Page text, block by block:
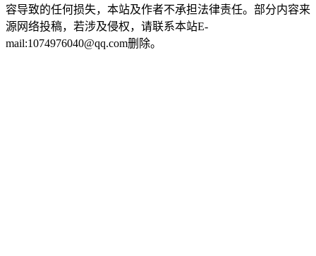
容导致的任何损失，本站及作者不承担法律责任。部分内容来
源网络投稿，若涉及侵权，请联系本站E-
mail:1074976040@qq.com删除。